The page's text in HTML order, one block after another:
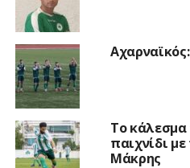
Το κάλεσμα
παιχνίδι
Μάκρης